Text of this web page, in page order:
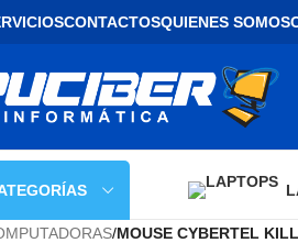
CONTACTOSQUIENES SOMOS
/MOUSE CYBERTEL